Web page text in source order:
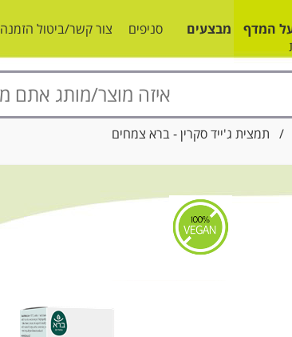
המדף מבצעים סניפים צור קשר/ביטול הזמנה
/ תמצית ג'ייד סקרין - ברא צמחים